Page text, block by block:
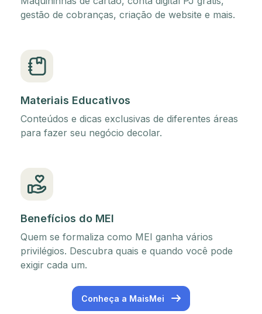
gestão de cobranças, criação de website e mais.
Materiais Educativos
Conteúdos e dicas exclusivas de diferentes áreas
para fazer seu negócio decolar.
Benefícios do MEI
Quem se formaliza como MEI ganha vários
privilégios. Descubra quais e quando você pode
exigir cada um.
Conheça a MaisMei